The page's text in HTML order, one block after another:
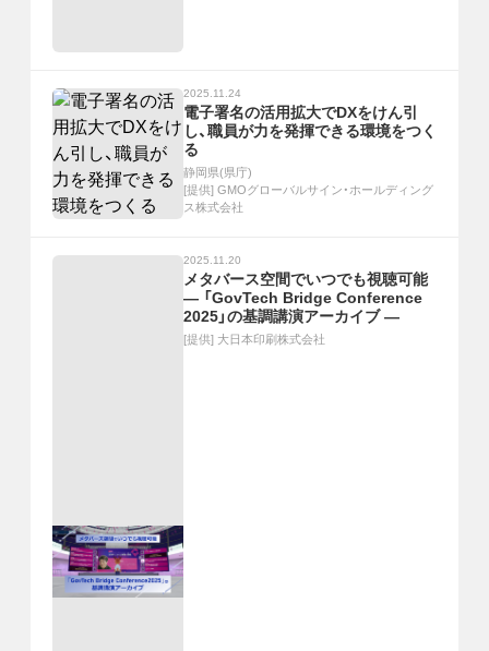
2025.11.24
電子署名の活用拡大でDXをけん引
し、職員が力を発揮できる環境をつく
る
静岡県(県庁)
[提供] GMOグローバルサイン・ホールディング
ス株式会社
2025.11.20
メタバース空間でいつでも視聴可能
― 「GovTech Bridge Conference
2025」の基調講演アーカイブ ―
[提供] 大日本印刷株式会社